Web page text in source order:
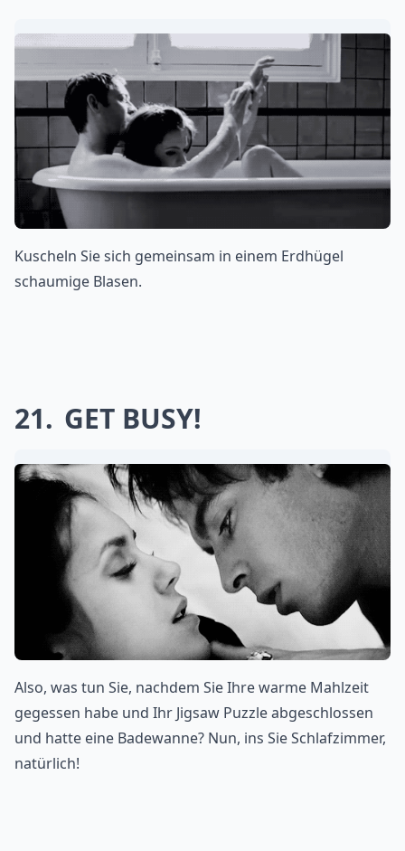
Kuscheln Sie sich gemeinsam in einem Erdhügel
schaumige Blasen.
21 GET BUSY!
Also, was tun Sie, nachdem Sie Ihre warme Mahlzeit
gegessen habe und Ihr Jigsaw Puzzle abgeschlossen
und hatte eine Badewanne? Nun, ins Sie Schlafzimmer,
natürlich!